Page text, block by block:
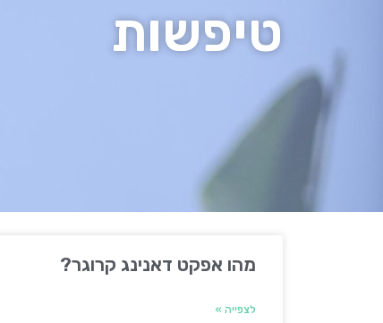
טיפשות
מהו אפקט דאנינג קרוגר?
לצפייה »